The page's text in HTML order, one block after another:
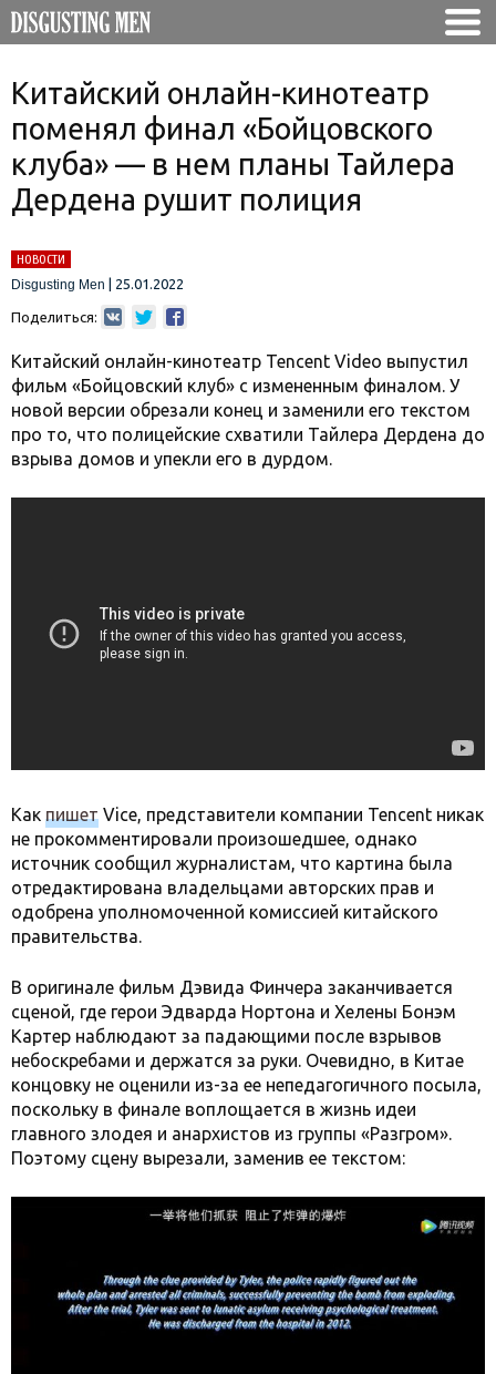
Китайский онлайн-кинотеатр
поменял финал «Бойцовского
клуба» — в нем планы Тайлера
Дердена рушит полиция
НОВОСТИ
Disgusting Men
25.01.2022
Поделиться:
Китайский онлайн-кинотеатр Tencent Video выпустил
фильм «Бойцовский клуб» с измененным финалом. У
новой версии обрезали конец и заменили его текстом
про то, что полицейские схватили Тайлера Дердена до
взрыва домов и упекли его в дурдом.
Как пишет Vice, представители компании Tencent никак
не прокомментировали произошедшее, однако
источник сообщил журналистам, что картина была
отредактирована владельцами авторских прав и
одобрена уполномоченной комиссией китайского
правительства.
В оригинале фильм Дэвида Финчера заканчивается
сценой, где герои Эдварда Нортона и Хелены Бонэм
Картер наблюдают за падающими после взрывов
небоскребами и держатся за руки. Очевидно, в Китае
концовку не оценили из-за ее непедагогичного посыла,
поскольку в финале воплощается в жизнь идеи
главного злодея и анархистов из группы «Разгром».
Поэтому сцену вырезали, заменив ее текстом: